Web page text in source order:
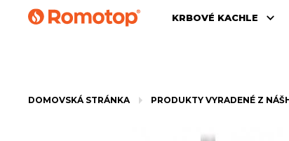
KRBOVÉ KACHLE
DOMOVSKÁ STRÁNKA PRODUKTY VYRADENÉ Z